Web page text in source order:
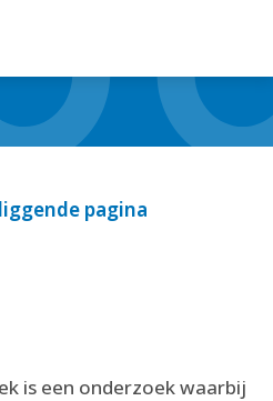
pagina
is een onderzoek waarbij